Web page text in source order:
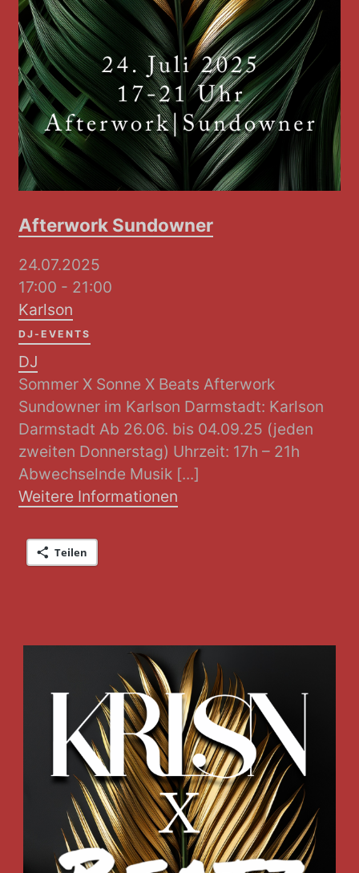
Afterwork Sundowner
24.07.2025
17:00 - 21:00
Karlson
DJ-EVENTS
DJ
Sommer X Sonne X Beats Afterwork
Sundowner im Karlson Darmstadt: Karlson
Darmstadt Ab 26.06. bis 04.09.25 (jeden
zweiten Donnerstag) Uhrzeit: 17h – 21h
Abwechselnde Musik [...]
Weitere Informationen
Teilen